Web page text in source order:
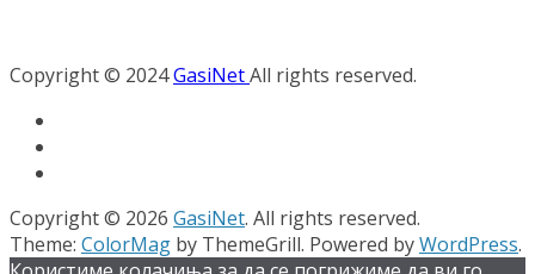
Copyright © 2024GasiNetAll rights reserved.
Copyright © 2026 GasiNet. All rights reserved.
Theme: ColorMag by ThemeGrill. Powered byWordPress.